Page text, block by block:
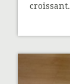
croissant.